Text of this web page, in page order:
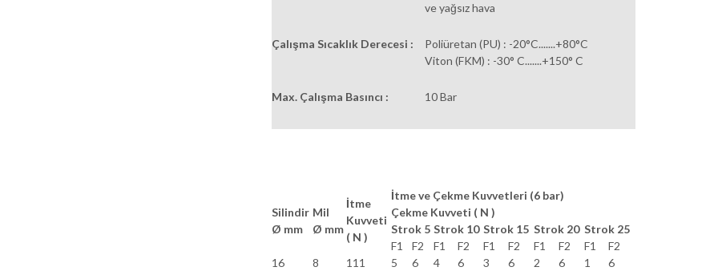
ve yağsız hava
Çalışma Sıcaklık Derecesi :
Poliüretan (PU) : -20°C.......+80°C
Viton (FKM) : -30° C.......+150° C
Max. Çalışma Basıncı : 10 Bar
Silindir
Ø mm
Mil
Ø mm
İtme
Kuvveti
( N )
İtme ve Çekme Kuvvetleri (6 bar)
Çekme Kuvveti ( N )
Strok 5 Strok 10 Strok 15 Strok 20 Strok 25
F1
F2 F1 F2 F1 F2 F1 F2 F1
F2
16
8 111 5 6 4 6 3 6 2 6 1
6